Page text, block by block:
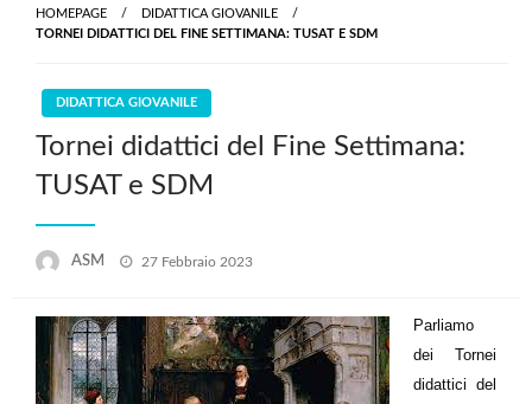
HOMEPAGE
DIDATTICA GIOVANILE
TORNEI DIDATTICI DEL FINE SETTIMANA: TUSAT E SDM
DIDATTICA GIOVANILE
Tornei didattici del Fine Settimana:
TUSAT e SDM
ASM
Posted
27 Febbraio 2023
Parliamo
dei Tornei
didattici del